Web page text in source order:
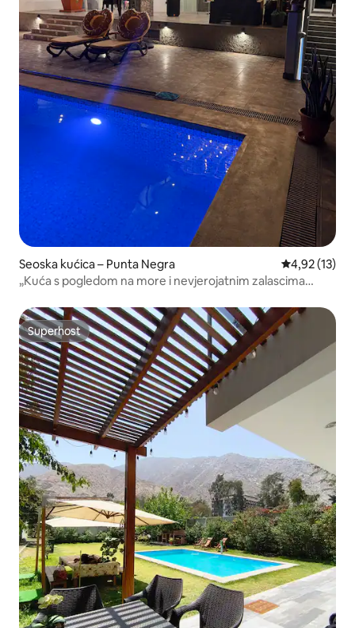
Seoska kućica – Punta Negra Prosječna
4,92 (13)
„Kuća s pogledom na more i nevjerojatnim zalascima
Superhost
Superhost